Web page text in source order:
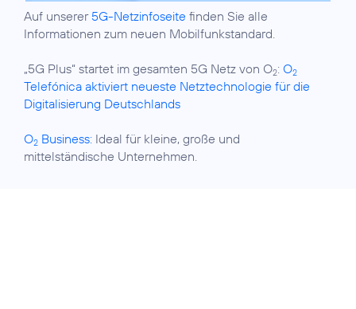
Auf unserer 5G-Netzinfoseite finden Sie alle
Informationen zum neuen Mobilfunkstandard.
„5G Plus“ startet im gesamten 5G Netz von O2: O2
Telefónica aktiviert neueste Netztechnologie für die
Digitalisierung Deutschlands
O2 Business: Ideal für kleine, große und
mittelständische Unternehmen.